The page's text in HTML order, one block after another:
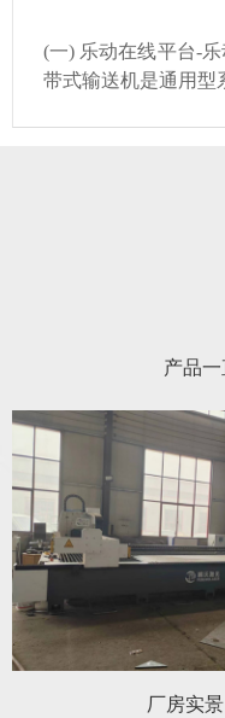
(一) 乐动在线平台-
带式输送机是通用型
产品
厂房实景